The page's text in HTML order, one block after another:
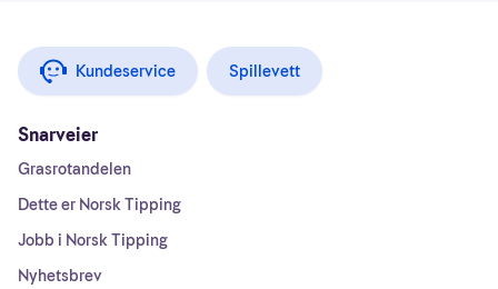
Kundeservice Spillevett
Snarveier
Grasrotandelen
Dette er Norsk Tipping
Jobb i Norsk Tipping
Nyhetsbrev